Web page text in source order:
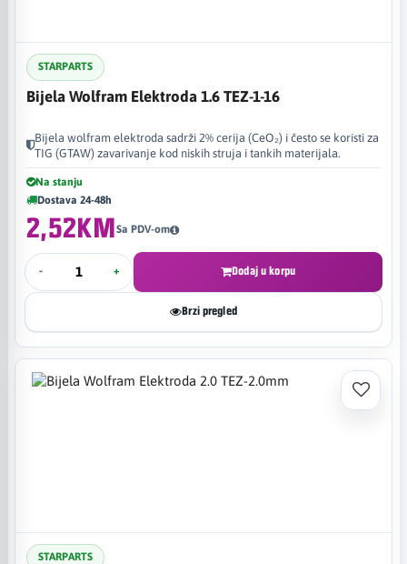
STARPARTS
Bijela Wolfram Elektroda 1.6 TEZ-1-16
Bijela wolfram elektroda sadrži 2% cerija (CeO₂) i često se koristi za
TIG (GTAW) zavarivanje kod niskih struja i tankih materijala.
Na stanju
Dostava 24-48h
2,52KMSa PDV-om
- + Dodaj u korpu
Brzi pregled
STARPARTS